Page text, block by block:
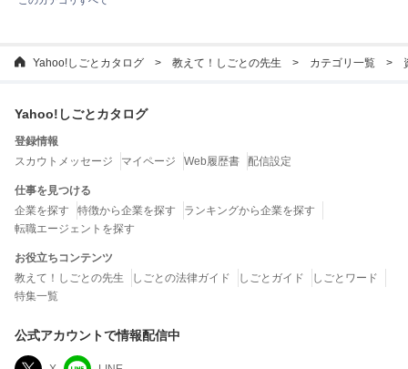
Yahoo!しごとカタログ 教えて！しごとの先生 カテゴリ一覧
Yahoo!しごとカタログ
登録情報
スカウトメッセージ
マイページ Web履歴書 配信設定
仕事を見つける
企業を探す
特徴から企業を探す
ランキングから企業を探す
転職エージェントを探す
お役立ちコンテンツ
教えて！しごとの先生
しごとの法律ガイド しごとガイド
しごとワード
特集一覧
公式アカウントで情報配信中